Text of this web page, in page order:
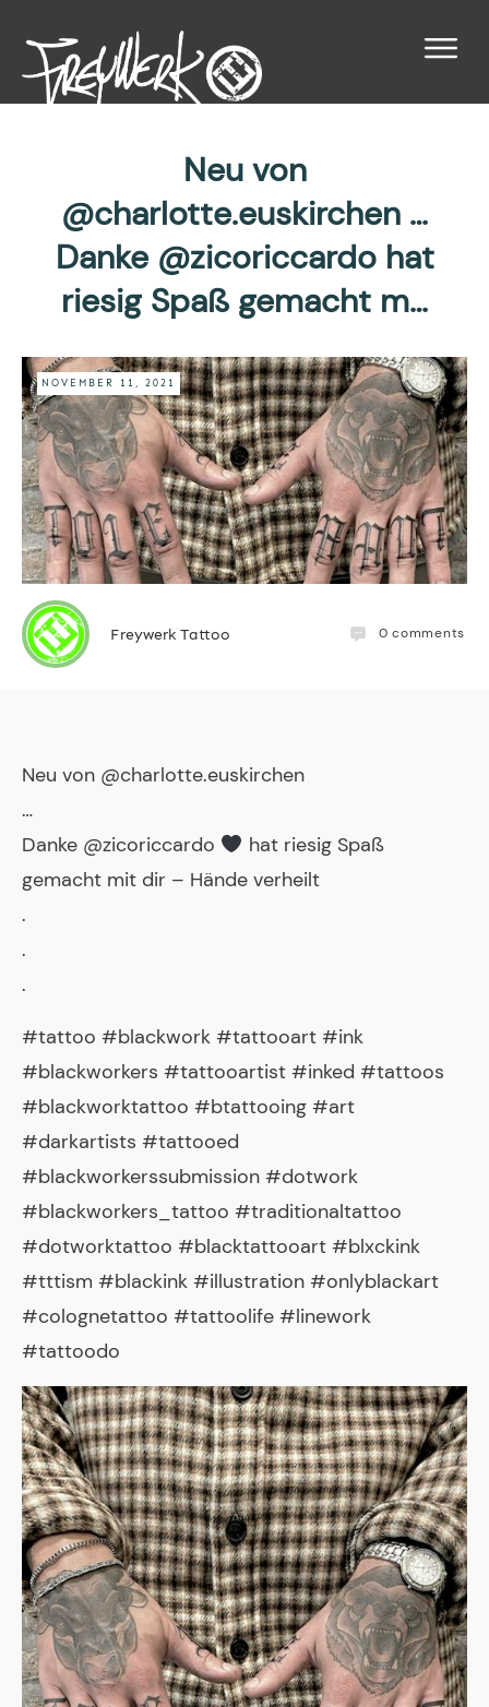
Neu von
@charlotte.euskirchen …
Danke @zicoriccardo hat
riesig Spaß gemacht m…
NOVEMBER 11, 2021
Freywerk Tattoo 0 comments
Neu von @charlotte.euskirchen
…
Danke @zicoriccardo
hat riesig Spaß
gemacht mit dir – Hände verheilt
.
.
.
#tattoo #blackwork #tattooart #ink
#blackworkers #tattooartist #inked #tattoos
#blackworktattoo #btattooing #art
#darkartists #tattooed
#blackworkerssubmission #dotwork
#blackworkers_tattoo #traditionaltattoo
#dotworktattoo #blacktattooart #blxckink
#tttism #blackink #illustration #onlyblackart
#colognetattoo #tattoolife #linework
#tattoodo